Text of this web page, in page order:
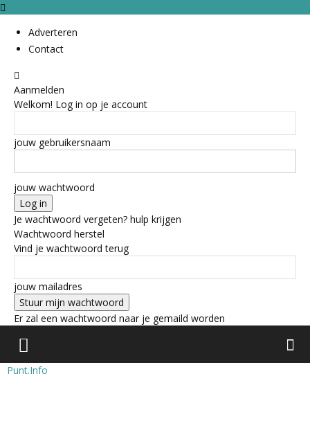
Adverteren
Contact
Aanmelden
Welkom! Log in op je account
jouw gebruikersnaam
jouw wachtwoord
Je wachtwoord vergeten? hulp krijgen
Wachtwoord herstel
Vind je wachtwoord terug
jouw mailadres
Er zal een wachtwoord naar je gemaild worden
Punt.Info